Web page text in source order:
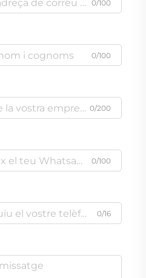
0/100
0/100
0/200
0/100
0/16